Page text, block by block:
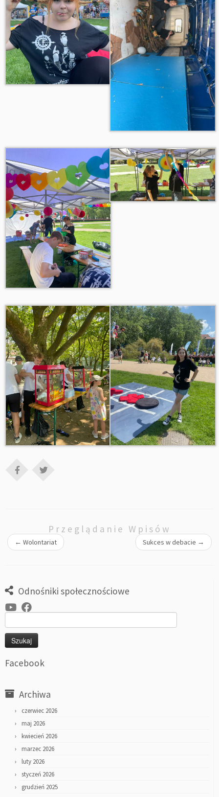
Przeglądanie Wpisów
← Wolontariat Sukces w debacie →
Odnośniki społecznościowe
Facebook
Archiwa
czerwiec 2026
maj 2026
kwiecień 2026
marzec 2026
luty 2026
styczeń 2026
grudzień 2025